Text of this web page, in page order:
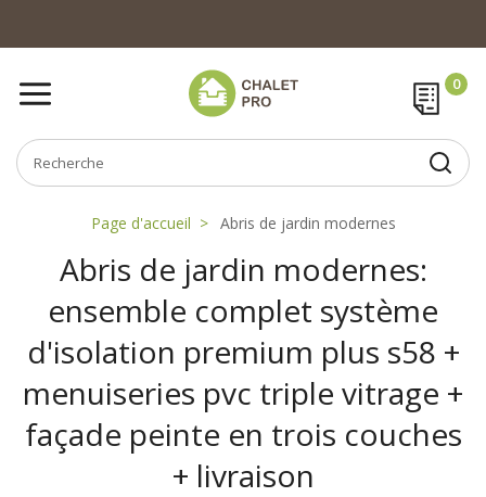
Page d'accueil Abris de jardin modernes
Abris de jardin modernes:
ensemble complet système
d'isolation premium plus s58 +
menuiseries pvc triple vitrage +
façade peinte en trois couches
+ livraison